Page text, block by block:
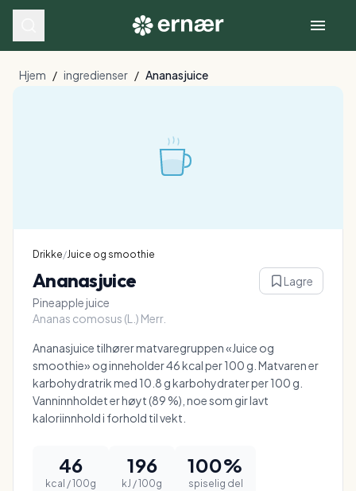
Hjem / ingredienser / Ananasjuice
Drikke/Juice og smoothie
Ananasjuice
Lagre
Pineapple juice
Ananas comosus (L.) Merr.
Ananasjuice tilhører matvaregruppen «Juice og
smoothie» og inneholder 46 kcal per 100 g. Matvaren er
karbohydratrik med 10.8 g karbohydrater per 100 g.
Vanninnholdet er høyt (89 %), noe som gir lavt
kaloriinnhold i forhold til vekt.
46
kcal / 100g
196
kJ / 100g
100%
spiselig del